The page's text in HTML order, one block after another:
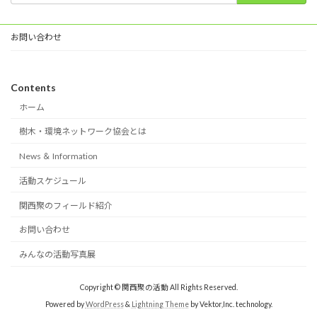
お問い合わせ
Contents
ホーム
樹木・環境ネットワーク協会とは
News ＆ Information
活動スケジュール
関西聚のフィールド紹介
お問い合わせ
みんなの活動写真展
Copyright © 関西聚の活動 All Rights Reserved.
Powered byWordPress& Lightning Themeby Vektor,Inc. technology.